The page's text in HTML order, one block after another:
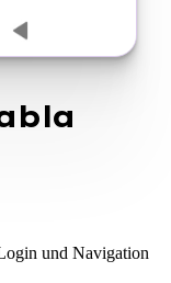
und Navigation